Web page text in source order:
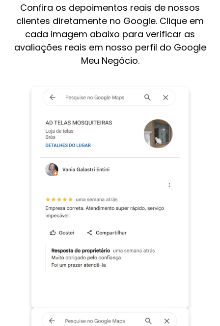
Confira os depoimentos reais de nossos
clientes diretamente no Google. Clique em
cada imagem abaixo para verificar as
avaliações reais em nosso perfil do Google
Meu Negócio.